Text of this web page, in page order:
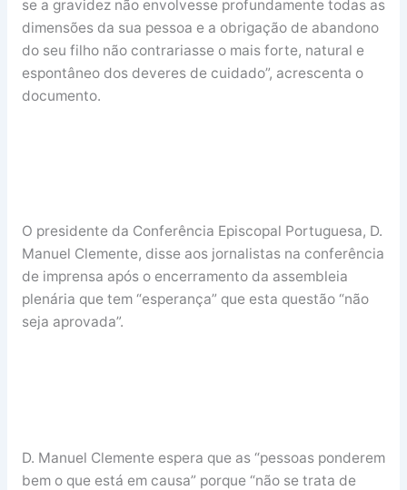
se a gravidez não envolvesse profundamente todas as
dimensões da sua pessoa e a obrigação de abandono
do seu filho não contrariasse o mais forte, natural e
espontâneo dos deveres de cuidado”, acrescenta o
documento.
O presidente da Conferência Episcopal Portuguesa, D.
Manuel Clemente, disse aos jornalistas na conferência
de imprensa após o encerramento da assembleia
plenária que tem “esperança” que esta questão “não
seja aprovada”.
D. Manuel Clemente espera que as “pessoas ponderem
bem o que está em causa” porque “não se trata de